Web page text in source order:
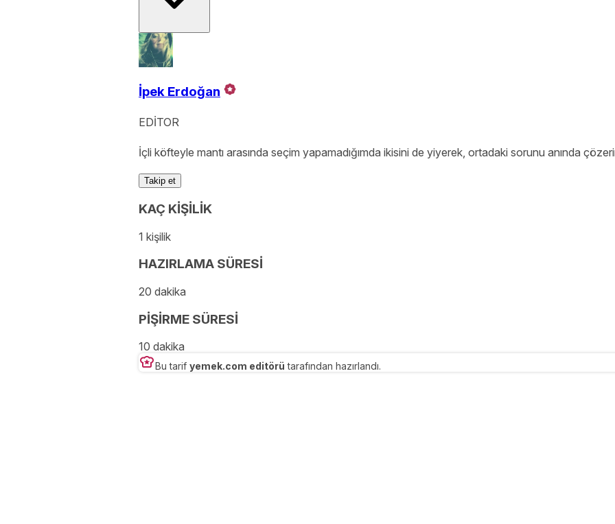
İpek Erdoğan
EDİTOR
İçli köfteyle mantı arasında seçim yapamadığımda ikisini de yiyerek, ortadaki sorunu anında
Takip et
KAÇ KİŞİLİK
1 kişilik
HAZIRLAMA SÜRESİ
20 dakika
PİŞİRME SÜRESİ
10 dakika
Bu tarif yemek.com editörü tarafından hazırlandı.